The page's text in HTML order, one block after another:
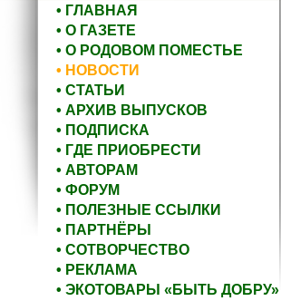
• ГЛАВНАЯ
• О ГАЗЕТЕ
• О РОДОВОМ ПОМЕСТЬЕ
• НОВОСТИ
• СТАТЬИ
• АРХИВ ВЫПУСКОВ
• ПОДПИСКА
• ГДЕ ПРИОБРЕСТИ
• АВТОРАМ
• ФОРУМ
• ПОЛЕЗНЫЕ ССЫЛКИ
• ПАРТНЁРЫ
• СОТВОРЧЕСТВО
• РЕКЛАМА
• ЭКОТОВАРЫ «БЫТЬ ДОБРУ»